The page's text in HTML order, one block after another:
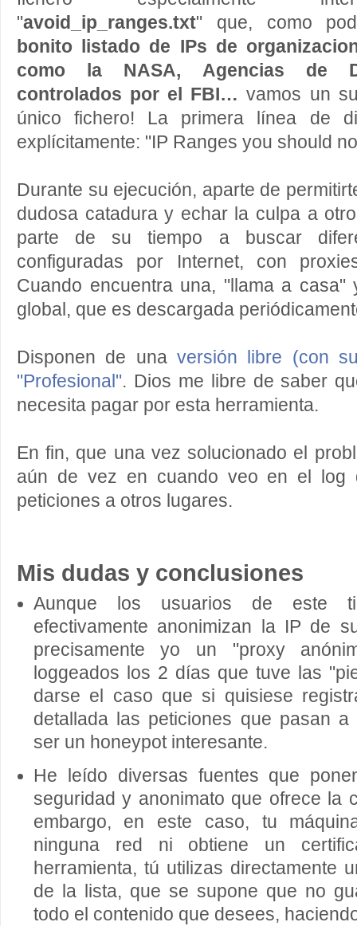
"avoid_ip_ranges.txt" que, como
bonito listado de IPs de
como la NASA, Agencias de
controlados por el FBI… vamos un
único fichero! La primera línea de
explícitamente: "IP Ranges you should
Durante su ejecución, aparte de
dudosa catadura y echar la culpa a
parte de su tiempo a buscar
configuradas por Internet, con
Cuando encuentra una, "llama a
global, que es descargada
Disponen de una versión libre (con
"Profesional". Dios me libre de saber
necesita pagar por esta herramienta.
En fin, que una vez solucionado el
aún de vez en cuando veo en el log
peticiones a otros lugares.
Mis dudas y conclusiones
Aunque los usuarios de este
efectivamente anonimizan la IP de
precisamente yo un "proxy
loggeados los 2 días que tuve las
darse el caso que si quisiese
detallada las peticiones que pasan
ser un honeypot interesante.
He leído diversas fuentes que
seguridad y anonimato que ofrece la
embargo, en este caso, tu
ninguna red ni obtiene un
herramienta, tú utilizas directamente
de la lista, que se supone que no
todo el contenido que desees,